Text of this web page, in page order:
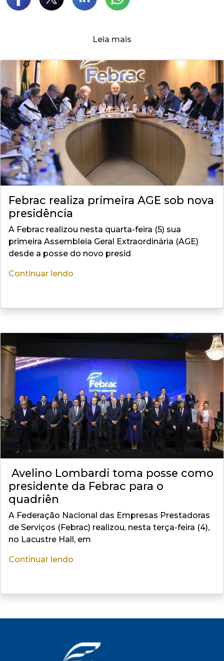
Leia mais
Febrac realiza primeira AGE sob nova
presidência
A Febrac realizou nesta quarta-feira (5) sua
primeira Assembleia Geral Extraordinária (AGE)
desde a posse do novo presid
Continuar lendo
Avelino Lombardi toma posse como
presidente da Febrac para o
quadriên
A Federação Nacional das Empresas Prestadoras
de Serviços (Febrac) realizou, nesta terça-feira (4),
no Lacustre Hall, em
Continuar lendo